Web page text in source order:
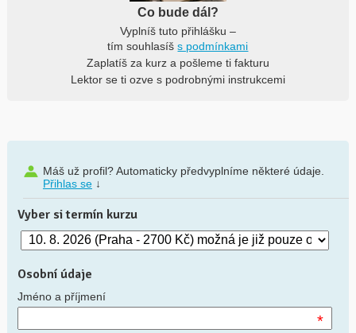
Co bude dál?
Vyplníš tuto přihlášku –
tím souhlasíšs podmínkami
Zaplatíš za kurz a pošleme ti fakturu
Lektor se ti ozve s podrobnými instrukcemi
Máš už profil? Automaticky předvyplníme některé údaje.
Přihlas se↓
Vyber si termín kurzu
Osobní údaje
Jméno a příjmení
*